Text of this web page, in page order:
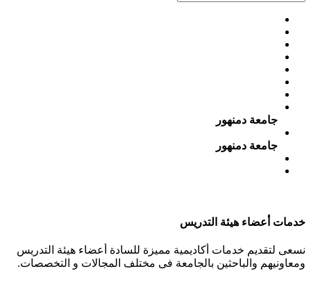
جامعة دمنهور
جامعة دمنهور
خدمات أعضاء هيئة التدريس
نسعى لتقديم خدمات أكاديمية مميزة للسادة أعضاء هيئة التدريس
ومعاونيهم والباحثين بالجامعة فى مختلف المجالات و التخصصات.